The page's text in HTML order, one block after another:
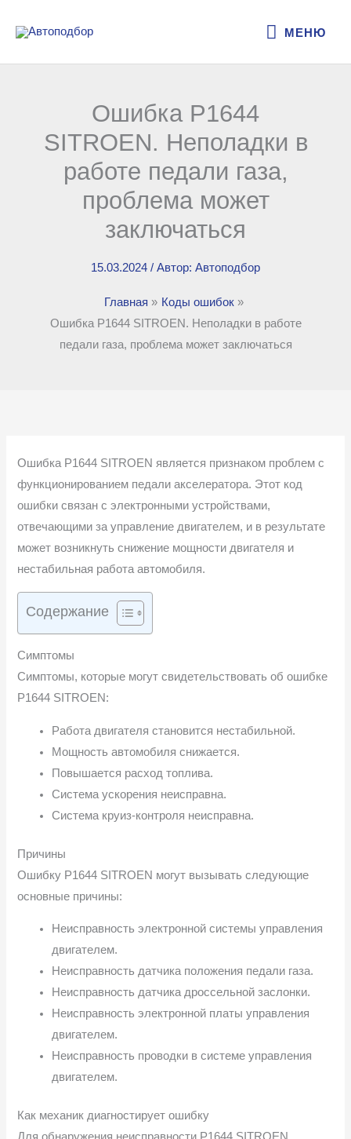
МЕНЮ
МЕНЮ
Ошибка P1644
SITROEN. Неполадки в
работе педали газа,
проблема может
заключаться
15.03.2024 / Автор: Автоподбор
Главная
Коды ошибок
Ошибка P1644 SITROEN. Неполадки в работе
педали газа, проблема может заключаться
Ошибка P1644 SITROEN является признаком проблем с
функционированием педали акселератора. Этот код
ошибки связан с электронными устройствами,
отвечающими за управление двигателем, и в результате
может возникнуть снижение мощности двигателя и
нестабильная работа автомобиля.
Содержание
Симптомы
Симптомы, которые могут свидетельствовать об ошибке
P1644 SITROEN:
Работа двигателя становится нестабильной.
Мощность автомобиля снижается.
Повышается расход топлива.
Система ускорения неисправна.
Система круиз-контроля неисправна.
Причины
Ошибку P1644 SITROEN могут вызывать следующие
основные причины:
Неисправность электронной системы управления
двигателем.
Неисправность датчика положения педали газа.
Неисправность датчика дроссельной заслонки.
Неисправность электронной платы управления
двигателем.
Неисправность проводки в системе управления
двигателем.
Как механик диагностирует ошибку